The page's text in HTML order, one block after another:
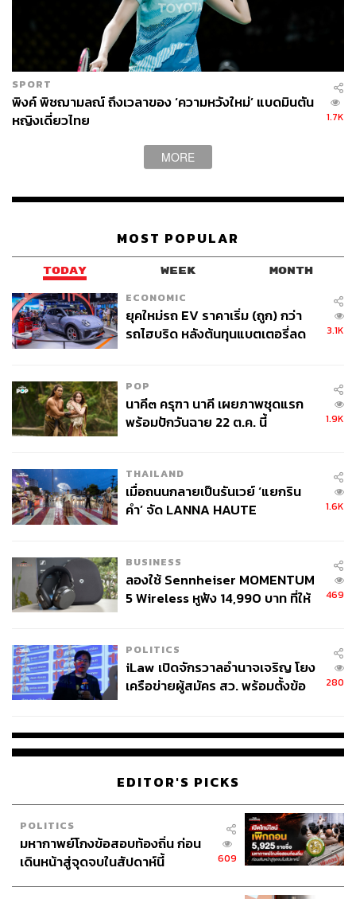
SPORT
พิงค์ พิชฌามลณ์ ถึงเวลาของ ‘ความหวังใหม่’ แบดมินตัน
หญิงเดี่ยวไทย
1.7K
MORE
MOST POPULAR
TODAY WEEK MONTH
ECONOMIC
ยุคใหม่รถ EV ราคาเริ่ม (ถูก) กว่า
รถไฮบริด หลังต้นทุนแบตเตอรี่ลด
3.1K
POP
นาคี๓ ครุฑา นาคี เผยภาพชุดแรก
พร้อมปักวันฉาย 22 ต.ค. นี้
1.9K
THAILAND
เมื่อถนนกลายเป็นรันเวย์ ‘แยกริน
คำ’ จัด LANNA HAUTE
1.6K
BUSINESS
ลองใช้ Sennheiser MOMENTUM
5 Wireless หูฟัง 14,990 บาท ที่ให้
469
POLITICS
iLaw เปิดจักรวาลอำนาจเจริญ โยง
เครือข่ายผู้สมัคร สว. พร้อมตั้งข้อ
280
EDITOR'S PICKS
POLITICS
มหากาพย์โกงข้อสอบท้องถิ่น ก่อน
เดินหน้าสู่จุดจบในสัปดาห์นี้
609